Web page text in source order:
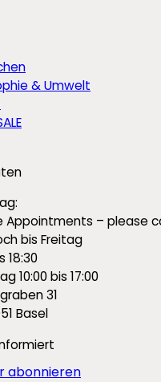
& Umwelt
Appointments – please
bis Freitag
18:30
10:00 bis 17:00
31
Basel
abonnieren